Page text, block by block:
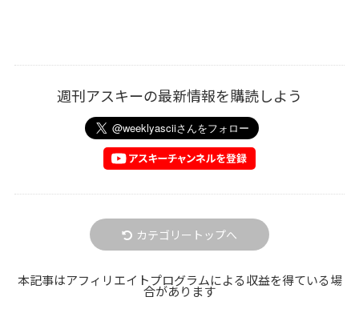
週刊アスキーの最新情報を購読しよう
カテゴリートップへ
本記事はアフィリエイトプログラムによる収益を得ている場
合があります